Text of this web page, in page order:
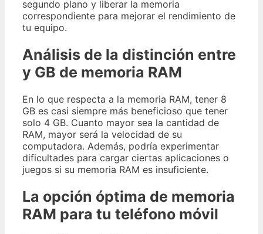
segundo plano y liberar la memoria
correspondiente para mejorar el rendimiento de
tu equipo.
Análisis de la distinción entre
y GB de memoria RAM
En lo que respecta a la memoria RAM, tener 8
GB es casi siempre más beneficioso que tener
solo 4 GB. Cuanto mayor sea la cantidad de
RAM, mayor será la velocidad de su
computadora. Además, podría experimentar
dificultades para cargar ciertas aplicaciones o
juegos si su memoria RAM es insuficiente.
La opción óptima de memoria
RAM para tu teléfono móvil